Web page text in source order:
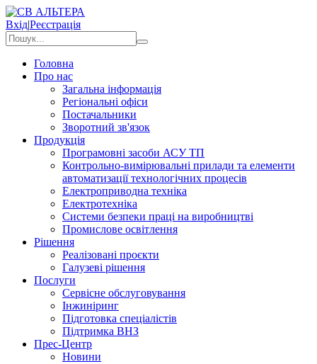
Вхід|Реєстрація
Головна
Про нас
Загальна інформація
Регіональні офіси
Постачальники
Зворотний зв'язок
Продукція
Програмовні засоби АСУ ТП
Контрольно-вимірювальні прилади та елементи
автоматизації технологічних процесів
Електроприводна техніка
Електротехніка
Системи безпеки праці на виробництві
Промислове освітлення
Рішення
Реалізовані проєкти
Галузеві рішення
Послуги
Сервісне обслуговування
Інжиніринг
Підготовка спеціалістів
Підтримка ВНЗ
Прес-Центр
Новини